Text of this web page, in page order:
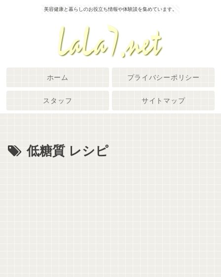
美容健康と暮らしのお役立ち情報や体験談を集めています。
ホーム プライバシーポリシー
スタッフ サイトマップ
低糖質 レシピ